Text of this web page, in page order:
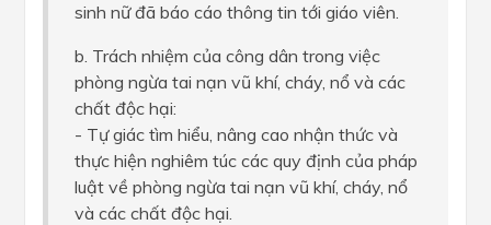
sinh nữ đã báo cáo thông tin tới giáo viên.
b. Trách nhiệm của công dân trong việc
phòng ngừa tai nạn vũ khí, cháy, nổ và các
chất độc hại:
- Tự giác tìm hiểu, nâng cao nhận thức và
thực hiện nghiêm túc các quy định của pháp
luật về phòng ngừa tai nạn vũ khí, cháy, nổ
và các chất độc hại.